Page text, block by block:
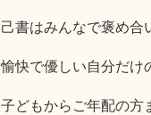
己書はみんなで褒め合
愉快で優しい自分だけ
子どもからご年配の方